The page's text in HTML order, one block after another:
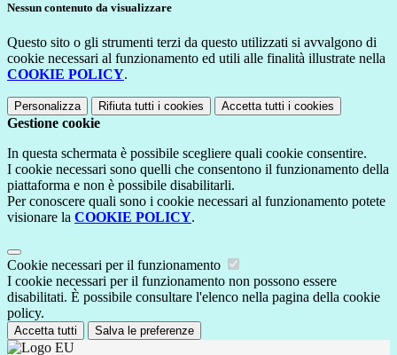
Nessun contenuto da visualizzare
Questo sito o gli strumenti terzi da questo utilizzati si avvalgono di
cookie necessari al funzionamento ed utili alle finalità illustrate nella
COOKIE POLICY.
Personalizza Rifiuta tutti i cookies Accetta tutti i cookies
Gestione cookie
In questa schermata è possibile scegliere quali cookie consentire.
I cookie necessari sono quelli che consentono il funzionamento della
piattaforma e non è possibile disabilitarli.
Per conoscere quali sono i cookie necessari al funzionamento potete
visionare la COOKIE POLICY.
Cookie necessari per il funzionamento
I cookie necessari per il funzionamento non possono essere
disabilitati. È possibile consultare l'elenco nella pagina della cookie
policy.
Accetta tutti Salva le preferenze